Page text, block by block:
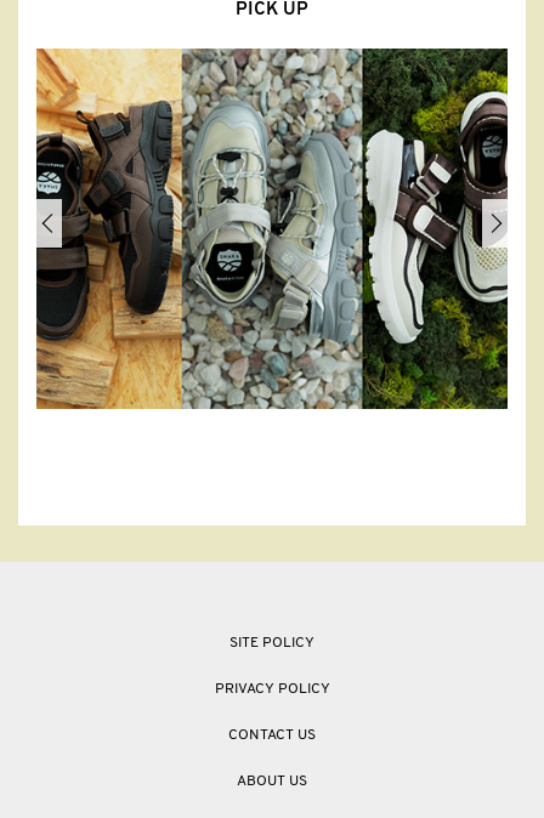
PICK UP
SITE POLICY
PRIVACY POLICY
CONTACT US
ABOUT US